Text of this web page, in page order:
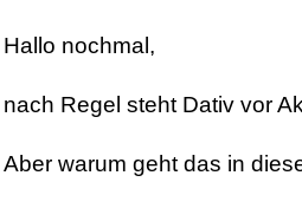
Hallo nochmal,
nach Regel steht Dativ vor
Aber warum geht das in